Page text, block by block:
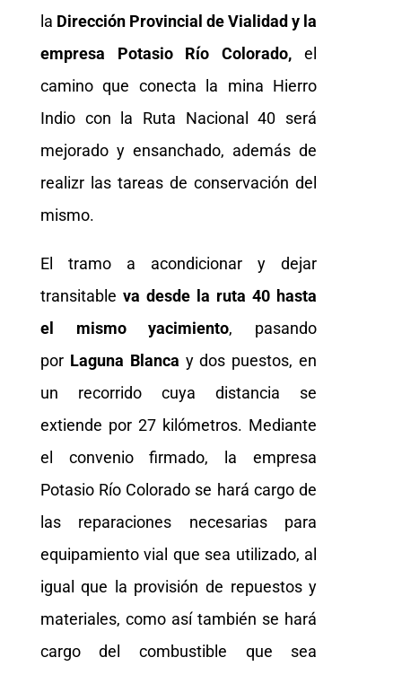
la Dirección Provincial de Vialidad y la
empresa Potasio Río Colorado, el
camino que conecta la mina Hierro
Indio con la Ruta Nacional 40 será
mejorado y ensanchado, además de
realizr las tareas de conservación del
mismo.
El tramo a acondicionar y dejar
transitable va desde la ruta 40 hasta
el mismo yacimiento, pasando
por Laguna Blanca y dos puestos, en
un recorrido cuya distancia se
extiende por 27 kilómetros. Mediante
el convenio firmado, la empresa
Potasio Río Colorado se hará cargo de
las reparaciones necesarias para
equipamiento vial que sea utilizado, al
igual que la provisión de repuestos y
materiales, como así también se hará
cargo del combustible que sea